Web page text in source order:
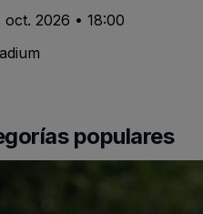
oct. 2026 • 18:00
populares